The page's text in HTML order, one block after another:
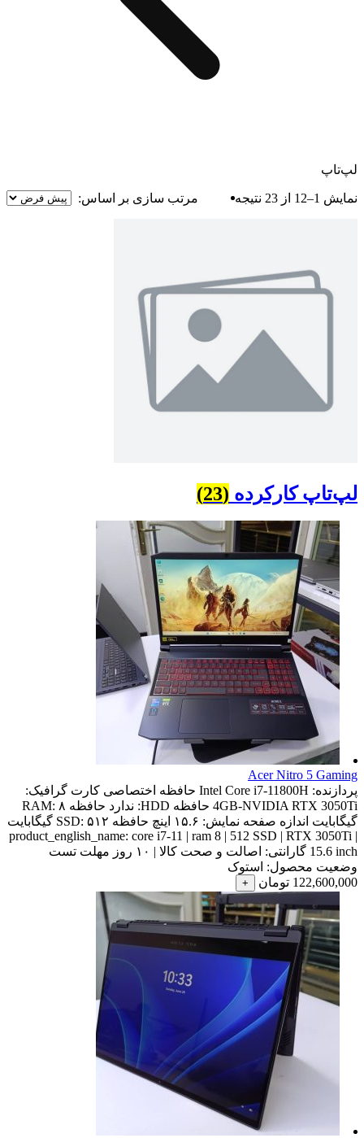
لپ‌تاپ
نمایش 1–12 از 23 نتیجه مرتب سازی بر اساس:
لپ‌تاپ کارکرده (23)
Acer Nitro 5 Gaming
پردازنده: Intel Core i7-11800H حافظه اختصاصی کارت گرافیک:
4GB-NVIDIA RTX 3050Ti حافظه HDD: ندارد حافظه RAM: ۸
گیگابایت اندازه صفحه نمایش: ۱۵.۶ اینچ حافظه SSD: ۵۱۲ گیگابایت
product_english_name: core i7-11 | ram 8 | 512 SSD | RTX 3050Ti |
15.6 inch گارانتی: اصالت و صحت کالا | ۱۰ روز مهلت تست
وضعیت محصول: استوک
122,600,000 تومان +